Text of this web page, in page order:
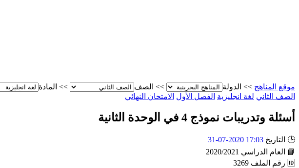
موقع المناهج >> الدولة >> الصف >> المادة
الصف الثاني لغة انجليزية الفصل الأول الامتحان النهائي
أسئلة وتدريبات نموذج 4 في الوحدة الثانية
🕒 التاريخ 17:03 2020-07-31
📘
العام الدراسي 2020/2021
🆔 رقم الملف 3269